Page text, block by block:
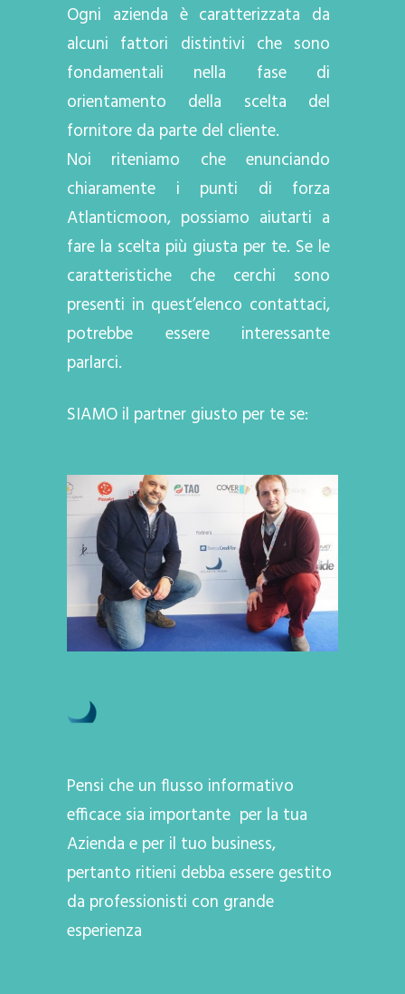
Ogni azienda è caratterizzata da
alcuni fattori distintivi che sono
fondamentali nella fase di
orientamento della scelta del
fornitore da parte del cliente.
Noi riteniamo che enunciando
chiaramente i punti di forza
Atlanticmoon, possiamo aiutarti a
fare la scelta più giusta per te. Se le
caratteristiche che cerchi sono
presenti in quest’elenco contattaci,
potrebbe essere interessante
parlarci.
SIAMO il partner giusto per te se:
Pensi che un flusso informativo
efficace sia importante per la tua
Azienda e per il tuo business,
pertanto ritieni debba essere gestito
da professionisti con grande
esperienza